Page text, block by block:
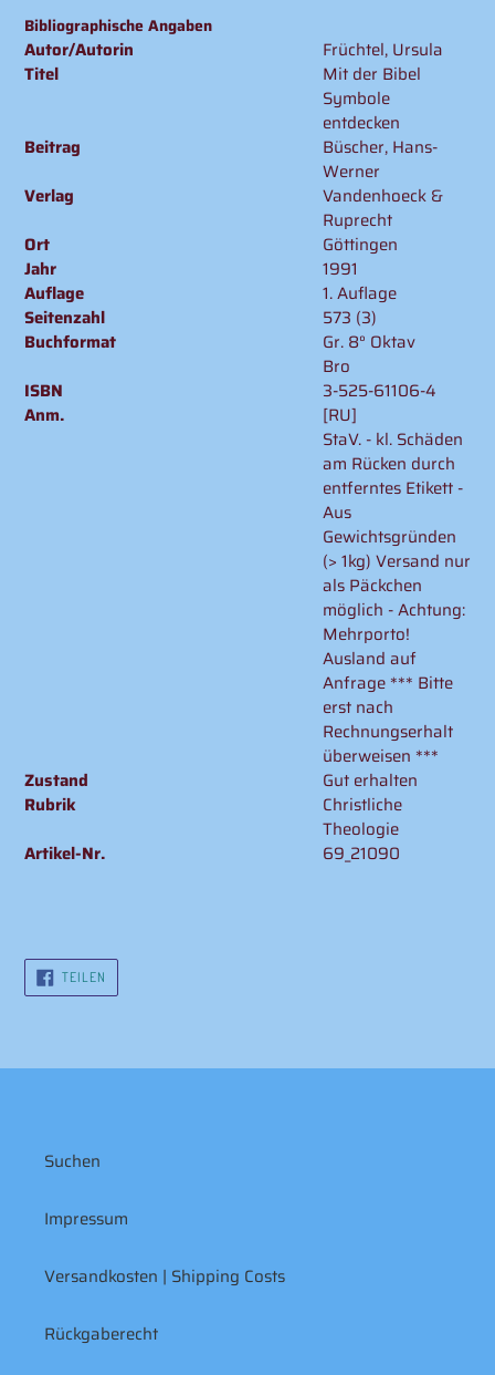
wird
zum
Warenkorb
hinzugefügt
Bibliographische Angaben
Autor/Autorin
Früchtel, Ursula
Titel
Mit der Bibel
Symbole
entdecken
Beitrag
Büscher, Hans-
Werner
Verlag
Vandenhoeck &
Ruprecht
Ort
Göttingen
Jahr
1991
Auflage
1. Auflage
Seitenzahl
573 (3)
Buchformat
Gr. 8° Oktav
Bro
ISBN
3-525-61106-4
Anm.
[RU]
StaV. - kl. Schäden
am Rücken durch
entferntes Etikett -
Aus
Gewichtsgründen
(> 1kg) Versand nur
als Päckchen
möglich - Achtung:
Mehrporto!
Ausland auf
Anfrage *** Bitte
erst nach
Rechnungserhalt
überweisen ***
Zustand
Gut erhalten
Rubrik
Christliche
Theologie
Artikel-Nr.
69_21090
TEILEN
TEILEN
Suchen
Impressum
Versandkosten | Shipping Costs
Rückgaberecht